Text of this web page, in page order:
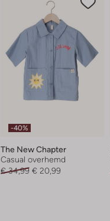
-40%
The New Chapter
Casual overhemd
€ 34,99 € 20,99